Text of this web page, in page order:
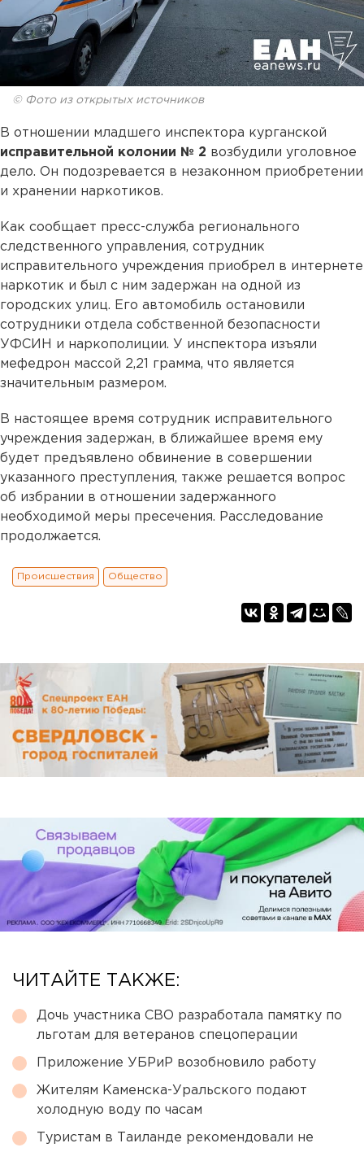
© Фото из открытых источников
В отношении младшего инспектора курганской
исправительной колонии № 2 возбудили уголовное
дело. Он подозревается в незаконном приобретении
и хранении наркотиков.
Как сообщает пресс-служба регионального
следственного управления, сотрудник
исправительного учреждения приобрел в интернете
наркотик и был с ним задержан на одной из
городских улиц. Его автомобиль остановили
сотрудники отдела собственной безопасности
УФСИН и наркополиции. У инспектора изъяли
мефедрон массой 2,21 грамма, что является
значительным размером.
В настоящее время сотрудник исправительного
учреждения задержан, в ближайшее время ему
будет предъявлено обвинение в совершении
указанного преступления, также решается вопрос
об избрании в отношении задержанного
необходимой меры пресечения. Расследование
продолжается.
Происшествия Общество
ЧИТАЙТЕ ТАКЖЕ:
Дочь участника СВО разработала памятку по
льготам для ветеранов спецоперации
Приложение УБРиР возобновило работу
Жителям Каменска-Уральского подают
холодную воду по часам
Туристам в Таиланде рекомендовали не